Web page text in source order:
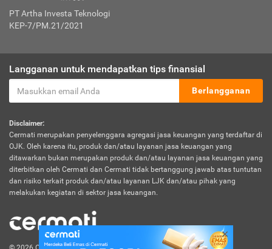
PT Artha Investa Teknologi
KEP-7/PM.21/2021
Langganan untuk mendapatkan tips finansial
Berlangganan
Disclaimer:
Cermati merupakan penyelenggara agregasi jasa keuangan yang terdaftar di
OJK. Oleh karena itu, produk dan/atau layanan jasa keuangan yang
ditawarkan bukan merupakan produk dan/atau layanan jasa keuangan yang
diterbitkan oleh Cermati dan Cermati tidak bertanggung jawab atas tuntutan
dan risiko terkait produk dan/atau layanan LJK dan/atau pihak yang
melakukan kegiatan di sektor jasa keuangan.